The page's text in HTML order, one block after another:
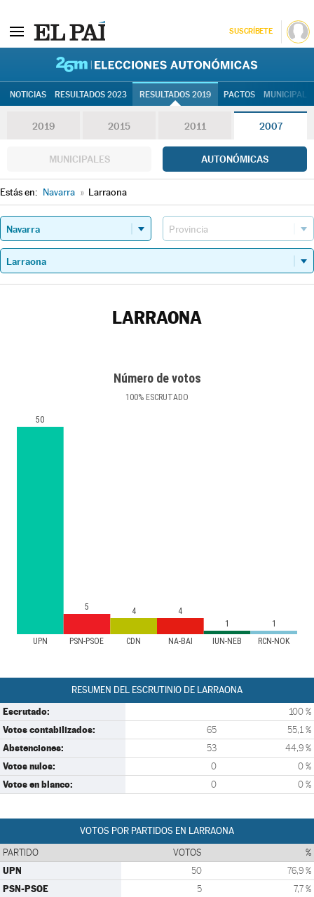
SUSCRÍBETE
NOTICIAS RESULTADOS 2023 RESULTADOS 2019 PACTOS
2019 2015 2011 2007
MUNICIPALES AUTONÓMICAS
Estás en: Navarra » Larraona
LARRAONA
Número de votos
100% ESCRUTADO
UPN PSN-PSOE CDN NA-BAI IUN-NEB RCN-NOK
50
5 4
4
1
1
RESUMEN DEL ESCRUTINIO DE LARRAONA
Escrutado: 100 %
Votos contabilizados: 65 55,1 %
Abstenciones: 53 44,9 %
Votos nulos: 0 0 %
Votos en blanco: 0 0 %
VOTOS POR PARTIDOS EN LARRAONA
PARTIDO VOTOS %
UPN 50 76,9 %
PSN-PSOE 5 7,7 %